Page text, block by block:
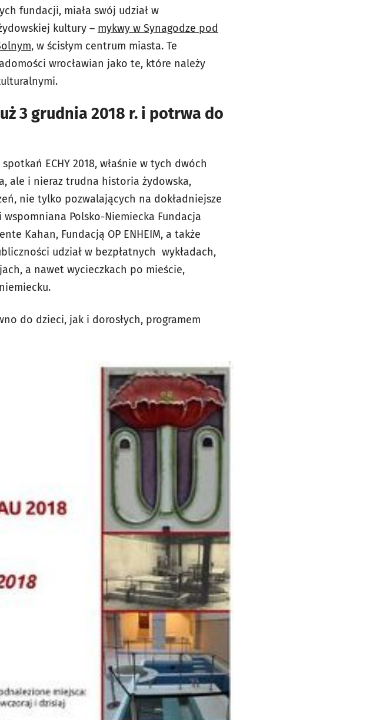
fundacji, miała swój udział w
kultury – mykwy w Synagodze pod
, w ścisłym centrum miasta. Te
wrocławian jako te, które należy
3 grudnia 2018 r. i potrwa do
ECHY 2018, właśnie w tych dwóch
ale i nieraz trudna historia żydowska,
nie tylko pozwalających na dokładniejsze
Polsko-Niemiecka Fundacja
Kahan, Fundacją OP ENHEIM, a także
udział w bezpłatnych wykładach,
a nawet wycieczkach po mieście,
do dzieci, jak i dorosłych, programem